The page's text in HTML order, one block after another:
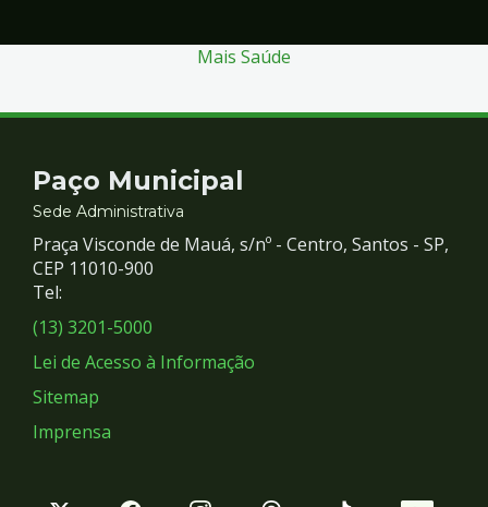
Mais Saúde
Contato
e
Redes
Sociais
Paço Municipal
Sede Administrativa
Praça Visconde de Mauá, s/nº - Centro, Santos - SP,
CEP 11010-900
Tel:
(13) 3201-5000
Lei de Acesso à Informação
Sitemap
Imprensa